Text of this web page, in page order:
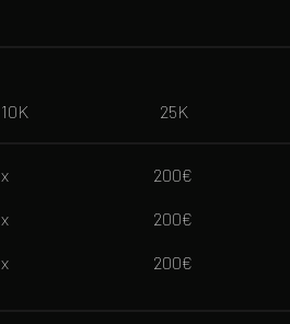
10K‎ ‎ ‎ ‎ ‎ ‎ ‎ ‎ ‎ ‎ ‎ ‎ ‎ ‎ ‎ ‎ ‎ ‎ ‎ ‎ ‎ ‎ ‎ ‎ ‎ ‎ ‎ ‎ ‎ ‎ ‎ ‎ ‎ ‎ ‎ ‎ ‎ ‎ ‎ ‎ 25K
x‎ ‎ ‎ ‎ ‎ ‎ ‎ ‎ ‎ ‎ ‎ ‎ ‎ ‎ ‎ ‎ ‎ ‎ ‎ ‎ ‎ ‎ ‎ ‎ ‎ ‎ ‎ ‎ ‎ ‎ ‎ ‎ ‎ ‎ ‎ ‎ ‎ ‎ ‎ ‎ ‎ ‎ ‎ ‎‎ ‎‎200€
x‎ ‎ ‎ ‎ ‎ ‎ ‎ ‎ ‎ ‎ ‎ ‎ ‎ ‎ ‎ ‎ ‎ ‎ ‎ ‎ ‎ ‎ ‎ ‎ ‎ ‎ ‎ ‎ ‎ ‎ ‎ ‎ ‎ ‎ ‎ ‎ ‎ ‎ ‎ ‎ ‎ ‎ ‎ ‎‎ ‎‎200€
x‎ ‎ ‎ ‎ ‎ ‎ ‎ ‎ ‎ ‎ ‎ ‎ ‎ ‎ ‎ ‎ ‎ ‎ ‎ ‎ ‎ ‎ ‎ ‎ ‎ ‎ ‎ ‎ ‎ ‎ ‎ ‎ ‎ ‎ ‎ ‎ ‎ ‎ ‎ ‎ ‎ ‎ ‎ ‎‎ ‎‎200€